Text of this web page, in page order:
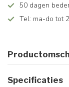
50 dagen
Tel: ma-do tot
Specificaties